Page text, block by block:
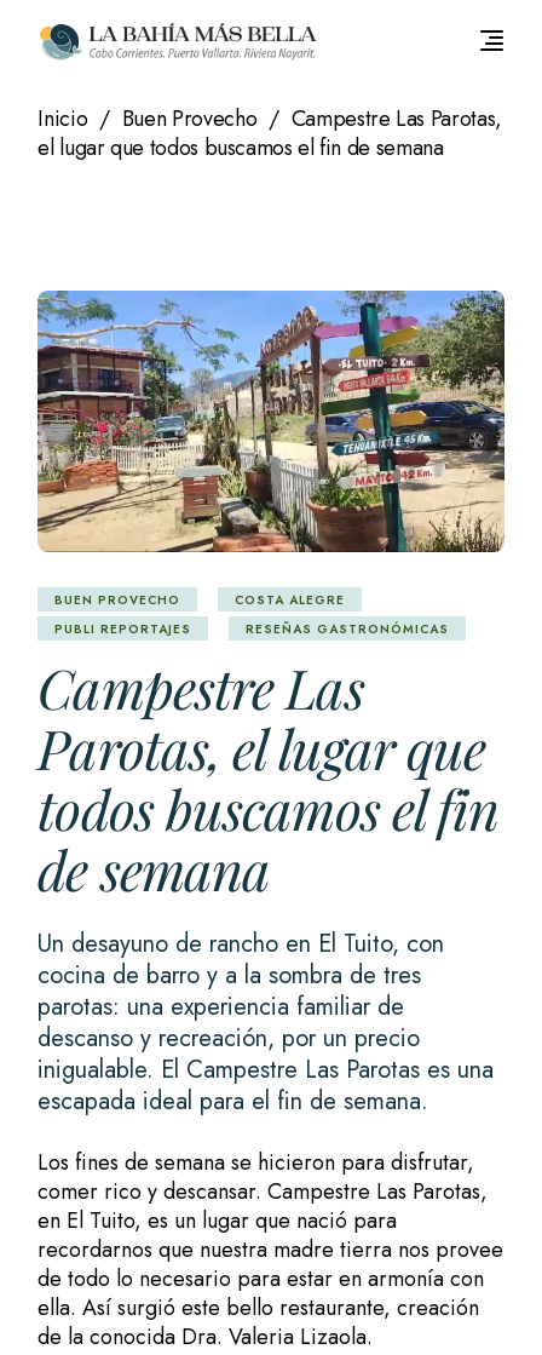
contenido
Inicio Buen Provecho
Campestre Las Parotas,
el lugar que todos buscamos el fin de semana
BUEN PROVECHO
COSTA ALEGRE
PUBLI REPORTAJES
RESEÑAS GASTRONÓMICAS
Campestre Las
Parotas, el lugar que
todos buscamos el fin
de semana
Un desayuno de rancho en El Tuito, con
cocina de barro y a la sombra de tres
parotas: una experiencia familiar de
descanso y recreación, por un precio
inigualable. El Campestre Las Parotas es una
escapada ideal para el fin de semana.
Los fines de semana se hicieron para disfrutar,
comer rico y descansar. Campestre Las Parotas,
en El Tuito, es un lugar que nació para
recordarnos que nuestra madre tierra nos provee
de todo lo necesario para estar en armonía con
ella. Así surgió este bello restaurante, creación
de la conocida Dra. Valeria Lizaola.